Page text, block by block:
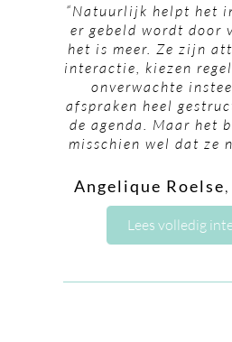
“Natuurlijk helpt het
er gebeld wordt door
het is meer. Ze zijn
interactie, kiezen
onverwachte
afspraken heel
de agenda. Maar het
misschien wel dat ze
Angelique Roelse,
Lees volledig